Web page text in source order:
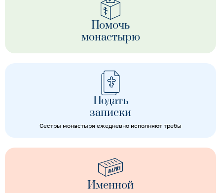
Помочь
монастырю
Подать
записки
Сестры монастыря ежедневно исполняют требы
Именной